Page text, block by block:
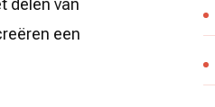
delen van
een